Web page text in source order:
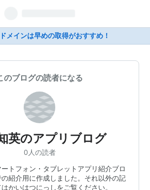
メインは早めの取得がおすすめ！
のブログの読者になる
英のアプリブログ
0人の読者
トフォン・タブレットアプリ紹介ブロ
紹介用に作成しました。それ以外の記
かいはつにっしをご覧ください。